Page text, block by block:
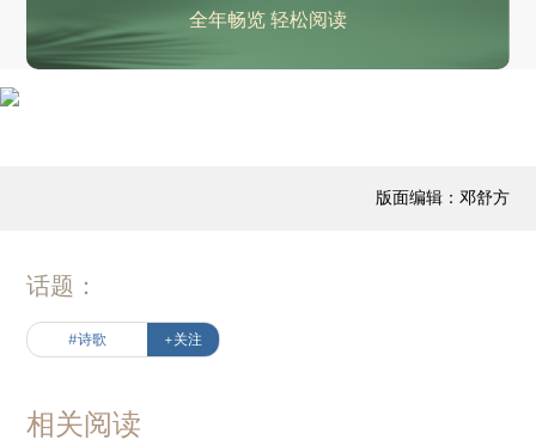
全年畅览 轻松阅读
版面编辑：邓舒方
话题：
#诗歌 +关注
相关阅读